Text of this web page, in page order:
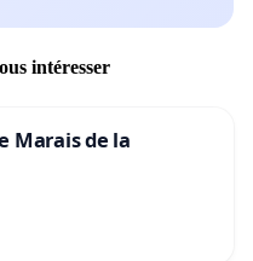
intéresser
Marais de la